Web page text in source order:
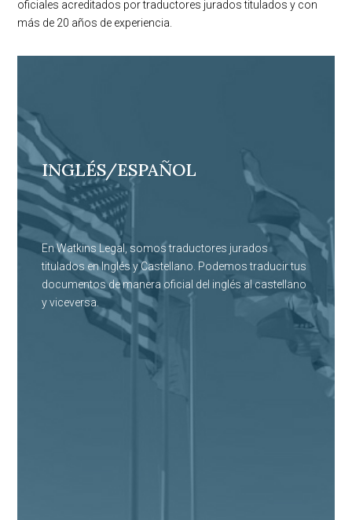
oficiales acreditados por traductores jurados titulados y con
más de 20 años de experiencia.
INGLÉS/ESPAÑOL
En Watkins Legal, somos traductores jurados
titulados en Inglés y Castellano. Podemos traducir tus
documentos de manera oficial del inglés al castellano
y viceversa.